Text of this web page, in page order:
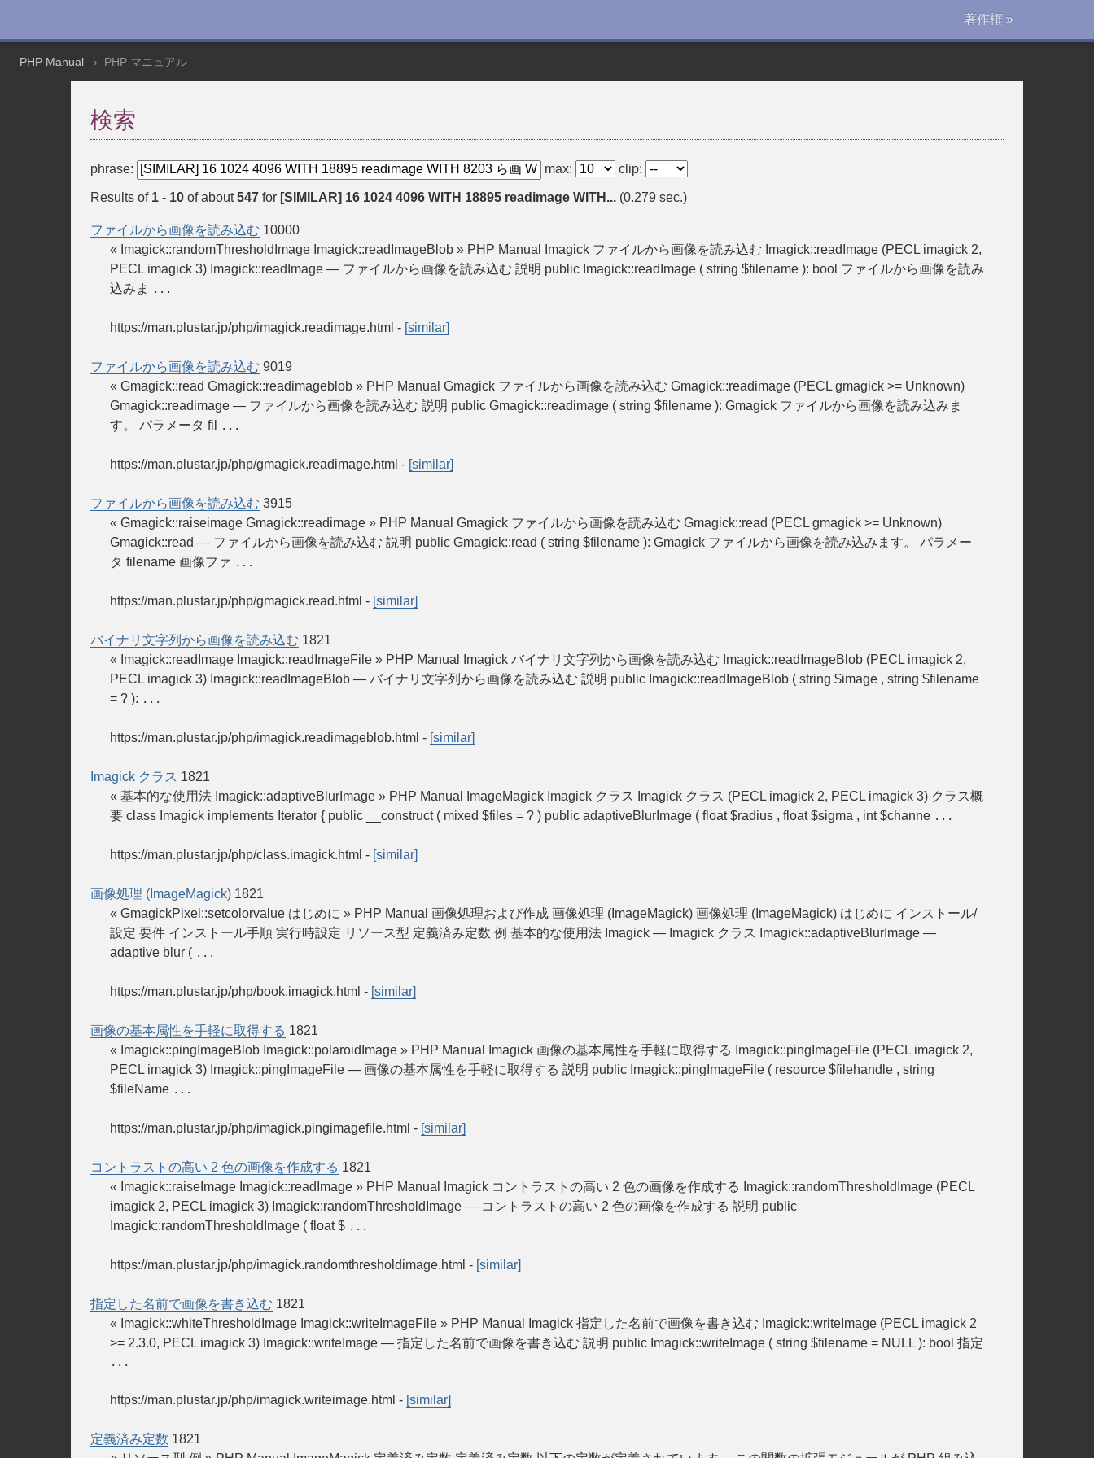
著作権 »
PHP Manual PHP マニュアル
検索
phrase: max: clip:
Results of 1 - 10 of about547 for [SIMILAR] 16 1024 4096 WITH 18895 readimage WITH... (0.279 sec.)
ファイルから画像を読み込む 10000
« Imagick::randomThresholdImage Imagick::readImageBlob » PHP Manual Imagick ファイルから画像を読み込む Imagick::readImage (PECL imagick 2,
PECL imagick 3) Imagick::readImage — ファイルから画像を読み込む 説明 public Imagick::readImage ( string $filename ): bool ファイルから画像を読み
込みま
...
https://man.plustar.jp/php/imagick.readimage.html - [similar]
ファイルから画像を読み込む 9019
« Gmagick::read Gmagick::readimageblob » PHP Manual Gmagick ファイルから画像を読み込む Gmagick::readimage (PECL gmagick >= Unknown)
Gmagick::readimage — ファイルから画像を読み込む 説明 public Gmagick::readimage ( string $filename ): Gmagick ファイルから画像を読み込みま
す。 パラメータ fil
...
https://man.plustar.jp/php/gmagick.readimage.html - [similar]
ファイルから画像を読み込む 3915
« Gmagick::raiseimage Gmagick::readimage » PHP Manual Gmagick ファイルから画像を読み込む Gmagick::read (PECL gmagick >= Unknown)
Gmagick::read — ファイルから画像を読み込む 説明 public Gmagick::read ( string $filename ): Gmagick ファイルから画像を読み込みます。 パラメー
タ filename 画像ファ ...
https://man.plustar.jp/php/gmagick.read.html - [similar]
バイナリ文字列から画像を読み込む 1821
« Imagick::readImage Imagick::readImageFile » PHP Manual Imagick バイナリ文字列から画像を読み込む Imagick::readImageBlob (PECL imagick 2,
PECL imagick 3) Imagick::readImageBlob — バイナリ文字列から画像を読み込む 説明 public Imagick::readImageBlob ( string $image , string $filename
= ? ): ...
https://man.plustar.jp/php/imagick.readimageblob.html - [similar]
Imagick クラス 1821
« 基本的な使用法 Imagick::adaptiveBlurImage » PHP Manual ImageMagick Imagick クラス Imagick クラス (PECL imagick 2, PECL imagick 3) クラス概
要 class Imagick implements Iterator { public __construct ( mixed $files = ? ) public adaptiveBlurImage ( float $radius , float $sigma , int $channe ...
https://man.plustar.jp/php/class.imagick.html - [similar]
画像処理 (ImageMagick) 1821
« GmagickPixel::setcolorvalue はじめに » PHP Manual 画像処理および作成 画像処理 (ImageMagick) 画像処理 (ImageMagick) はじめに インストール/
設定 要件 インストール手順 実行時設定 リソース型 定義済み定数 例 基本的な使用法 Imagick — Imagick クラス Imagick::adaptiveBlurImage —
adaptive blur ( ...
https://man.plustar.jp/php/book.imagick.html - [similar]
画像の基本属性を手軽に取得する 1821
« Imagick::pingImageBlob Imagick::polaroidImage » PHP Manual Imagick 画像の基本属性を手軽に取得する Imagick::pingImageFile (PECL imagick 2,
PECL imagick 3) Imagick::pingImageFile — 画像の基本属性を手軽に取得する 説明 public Imagick::pingImageFile ( resource $filehandle , string
$fileName ...
https://man.plustar.jp/php/imagick.pingimagefile.html - [similar]
コントラストの高い 2 色の画像を作成する 1821
« Imagick::raiseImage Imagick::readImage » PHP Manual Imagick コントラストの高い 2 色の画像を作成する Imagick::randomThresholdImage (PECL
imagick 2, PECL imagick 3) Imagick::randomThresholdImage — コントラストの高い 2 色の画像を作成する 説明 public
Imagick::randomThresholdImage ( float $ ...
https://man.plustar.jp/php/imagick.randomthresholdimage.html - [similar]
指定した名前で画像を書き込む 1821
« Imagick::whiteThresholdImage Imagick::writeImageFile » PHP Manual Imagick 指定した名前で画像を書き込む Imagick::writeImage (PECL imagick 2
>= 2.3.0, PECL imagick 3) Imagick::writeImage — 指定した名前で画像を書き込む 説明 public Imagick::writeImage ( string $filename = NULL ): bool 指定
...
https://man.plustar.jp/php/imagick.writeimage.html - [similar]
定義済み定数 1821